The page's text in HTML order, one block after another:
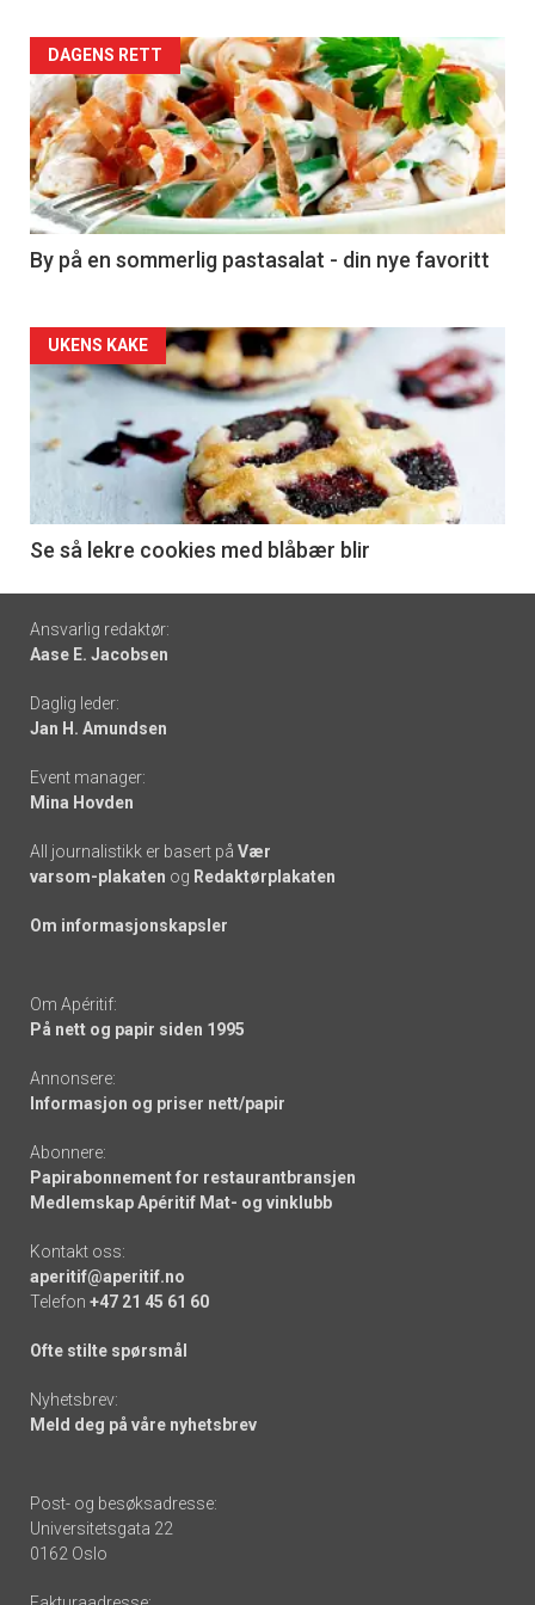
Forsiden
akkurat
nå
-
5
DAGENS RETT
By på en sommerlig pastasalat - din nye favoritt
Forsiden
akkurat
nå
6
UKENS KAKE
Se så lekre cookies med blåbær blir
Footer
-
links
Ansvarlig redaktør:
Aase E. Jacobsen
Daglig leder:
Jan H. Amundsen
Event manager:
Mina Hovden
All journalistikk er basert på Vær
varsom-plakaten og Redaktørplakaten
Om informasjonskapsler
Om Apéritif:
På nett og papir siden 1995
Annonsere:
Informasjon og priser nett/papir
Abonnere:
Papirabonnement for restaurantbransjen
Medlemskap Apéritif Mat- og vinklubb
Kontakt oss:
aperitif@aperitif.no
Telefon +47 21 45 61 60
Ofte stilte spørsmål
Nyhetsbrev:
Meld deg på våre nyhetsbrev
Post- og besøksadresse:
Universitetsgata 22
0162 Oslo